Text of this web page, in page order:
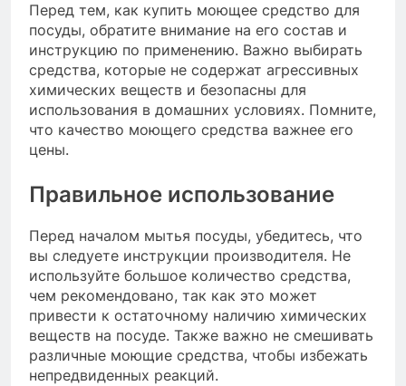
Перед тем, как купить моющее средство для
посуды, обратите внимание на его состав и
инструкцию по применению. Важно выбирать
средства, которые не содержат агрессивных
химических веществ и безопасны для
использования в домашних условиях. Помните,
что качество моющего средства важнее его
цены.
Правильное использование
Перед началом мытья посуды, убедитесь, что
вы следуете инструкции производителя. Не
используйте большое количество средства,
чем рекомендовано, так как это может
привести к остаточному наличию химических
веществ на посуде. Также важно не смешивать
различные моющие средства, чтобы избежать
непредвиденных реакций.